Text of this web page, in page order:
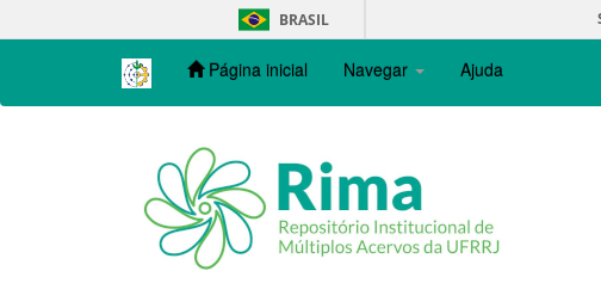
navigation
BRASIL
Página inicial Navegar Ajuda